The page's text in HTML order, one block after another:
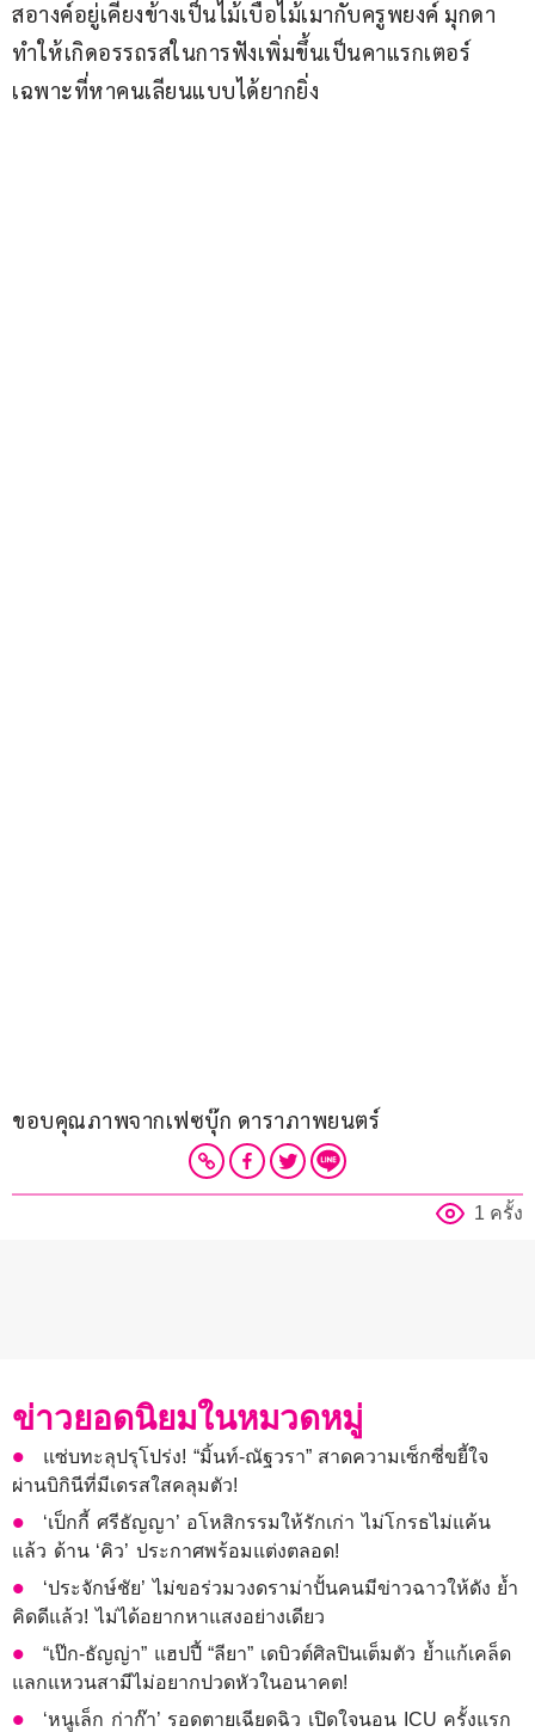
สอางค์อยู่เคียงข้างเป็นไม้เบื่อไม้เมากับครูพยงค์ มุกดา
ทำให้เกิดอรรถรสในการฟังเพิ่มขึ้นเป็นคาแรกเตอร์
เฉพาะที่หาคนเลียนแบบได้ยากยิ่ง
ขอบคุณภาพจากเฟซบุ๊ก ดาราภาพยนตร์
1 ครั้ง
ข่าวยอดนิยมในหมวดหมู่
แซ่บทะลุปรุโปร่ง! “มิ้นท์-ณัฐวรา” สาดความเซ็กซี่ขยี้ใจ
ผ่านบิกินีที่มีเดรสใสคลุมตัว!
‘เป็กกี้ ศรีธัญญา’ อโหสิกรรมให้รักเก่า ไม่โกรธไม่แค้น
แล้ว ด้าน ‘คิว’ ประกาศพร้อมแต่งตลอด!
‘ประจักษ์ชัย’ ไม่ขอร่วมวงดราม่าปั้นคนมีข่าวฉาวให้ดัง ย้ำ
คิดดีแล้ว! ไม่ได้อยากหาแสงอย่างเดียว
“เป๊ก-ธัญญ่า” แฮปปี้ “ลียา” เดบิวต์ศิลปินเต็มตัว ย้ำแก้เคล็ด
แลกแหวนสามีไม่อยากปวดหัวในอนาคต!
‘หนูเล็ก ก่าก๊า’ รอดตายเฉียดฉิว เปิดใจนอน ICU ครั้งแรก